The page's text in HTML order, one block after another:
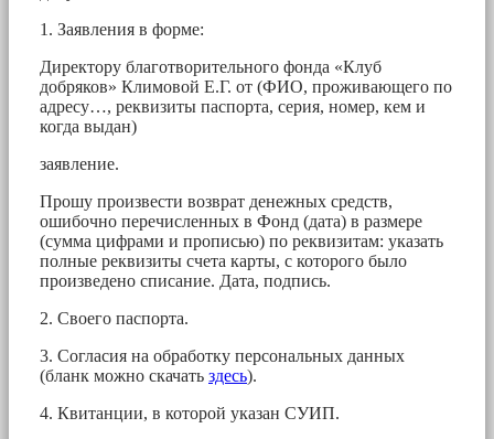
1. Заявления в форме:
Директору благотворительного фонда «Клуб
добряков» Климовой Е.Г. от (ФИО, проживающего по
адресу…, реквизиты паспорта, серия, номер, кем и
когда выдан)
заявление.
Прошу произвести возврат денежных средств,
ошибочно перечисленных в Фонд (дата) в размере
(сумма цифрами и прописью) по реквизитам: указать
полные реквизиты счета карты, с которого было
произведено списание. Дата, подпись.
2. Своего паспорта.
3. Согласия на обработку персональных данных
(бланк можно скачать здесь).
4. Квитанции, в которой указан СУИП.